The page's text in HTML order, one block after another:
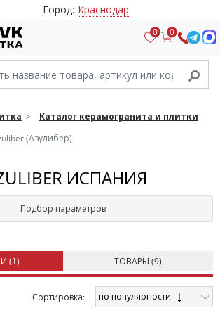
Город: Краснодар
0 0
Каталог керамогранита и плитки
(Азулибер)
ИСПАНИЯ
Подбор параметров
(1) ТОВАРЫ (9)
Cортировка: по популярности